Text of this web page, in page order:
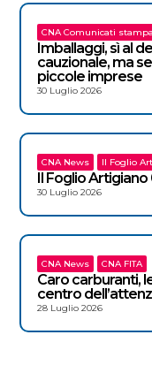
CNA Comunicati stampa
Imballaggi, sì al
cauzionale, ma
piccole imprese
30 Luglio 2026
CNA News Il Foglio
Il Foglio
30 Luglio 2026
CNA News CNA FITA
Caro carburanti,
centro
28 Luglio 2026